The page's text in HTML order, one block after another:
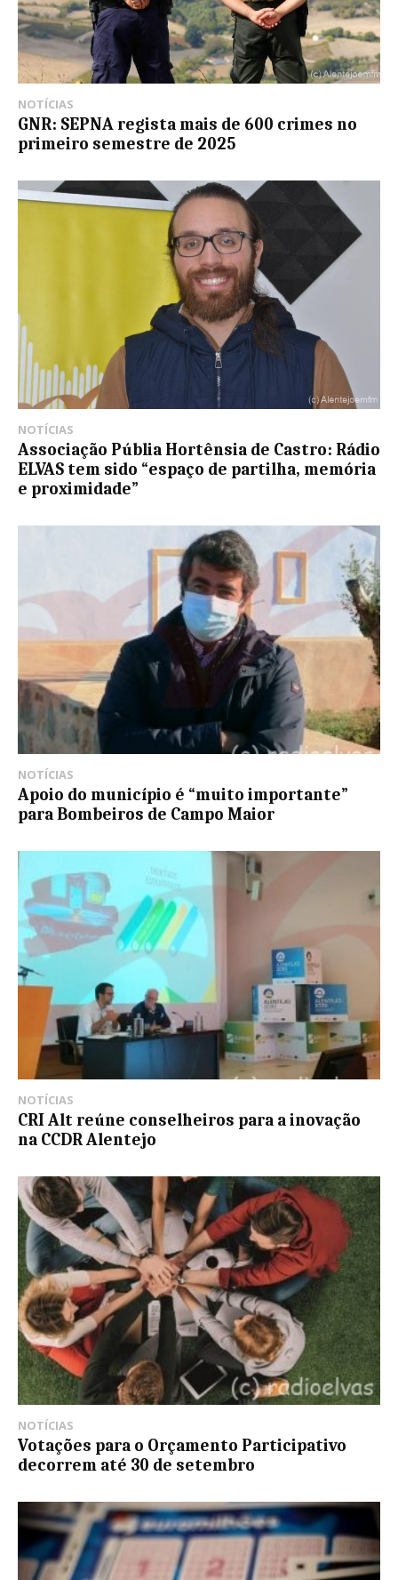
NOTÍCIAS
GNR: SEPNA regista mais de 600 crimes no
primeiro semestre de 2025
NOTÍCIAS
Associação Públia Hortênsia de Castro: Rádio
ELVAS tem sido “espaço de partilha, memória
e proximidade”
NOTÍCIAS
Apoio do município é “muito importante”
para Bombeiros de Campo Maior
NOTÍCIAS
CRI Alt reúne conselheiros para a inovação
na CCDR Alentejo
NOTÍCIAS
Votações para o Orçamento Participativo
decorrem até 30 de setembro